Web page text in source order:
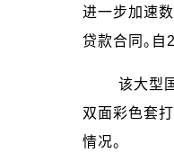
进一步加速
贷款合同。
该大型国有
双面彩色套
情况。